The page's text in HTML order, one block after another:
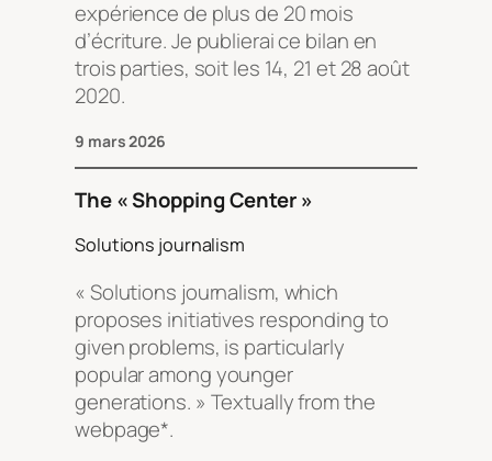
expérience de plus de 20 mois
d’écriture. Je publierai ce bilan en
trois parties, soit les 14, 21 et 28 août
2020.
9 mars 2026
The « Shopping Center »
Solutions journalism
« Solutions journalism, which
proposes initiatives responding to
given problems, is particularly
popular among younger
generations. » Textually from the
webpage*.